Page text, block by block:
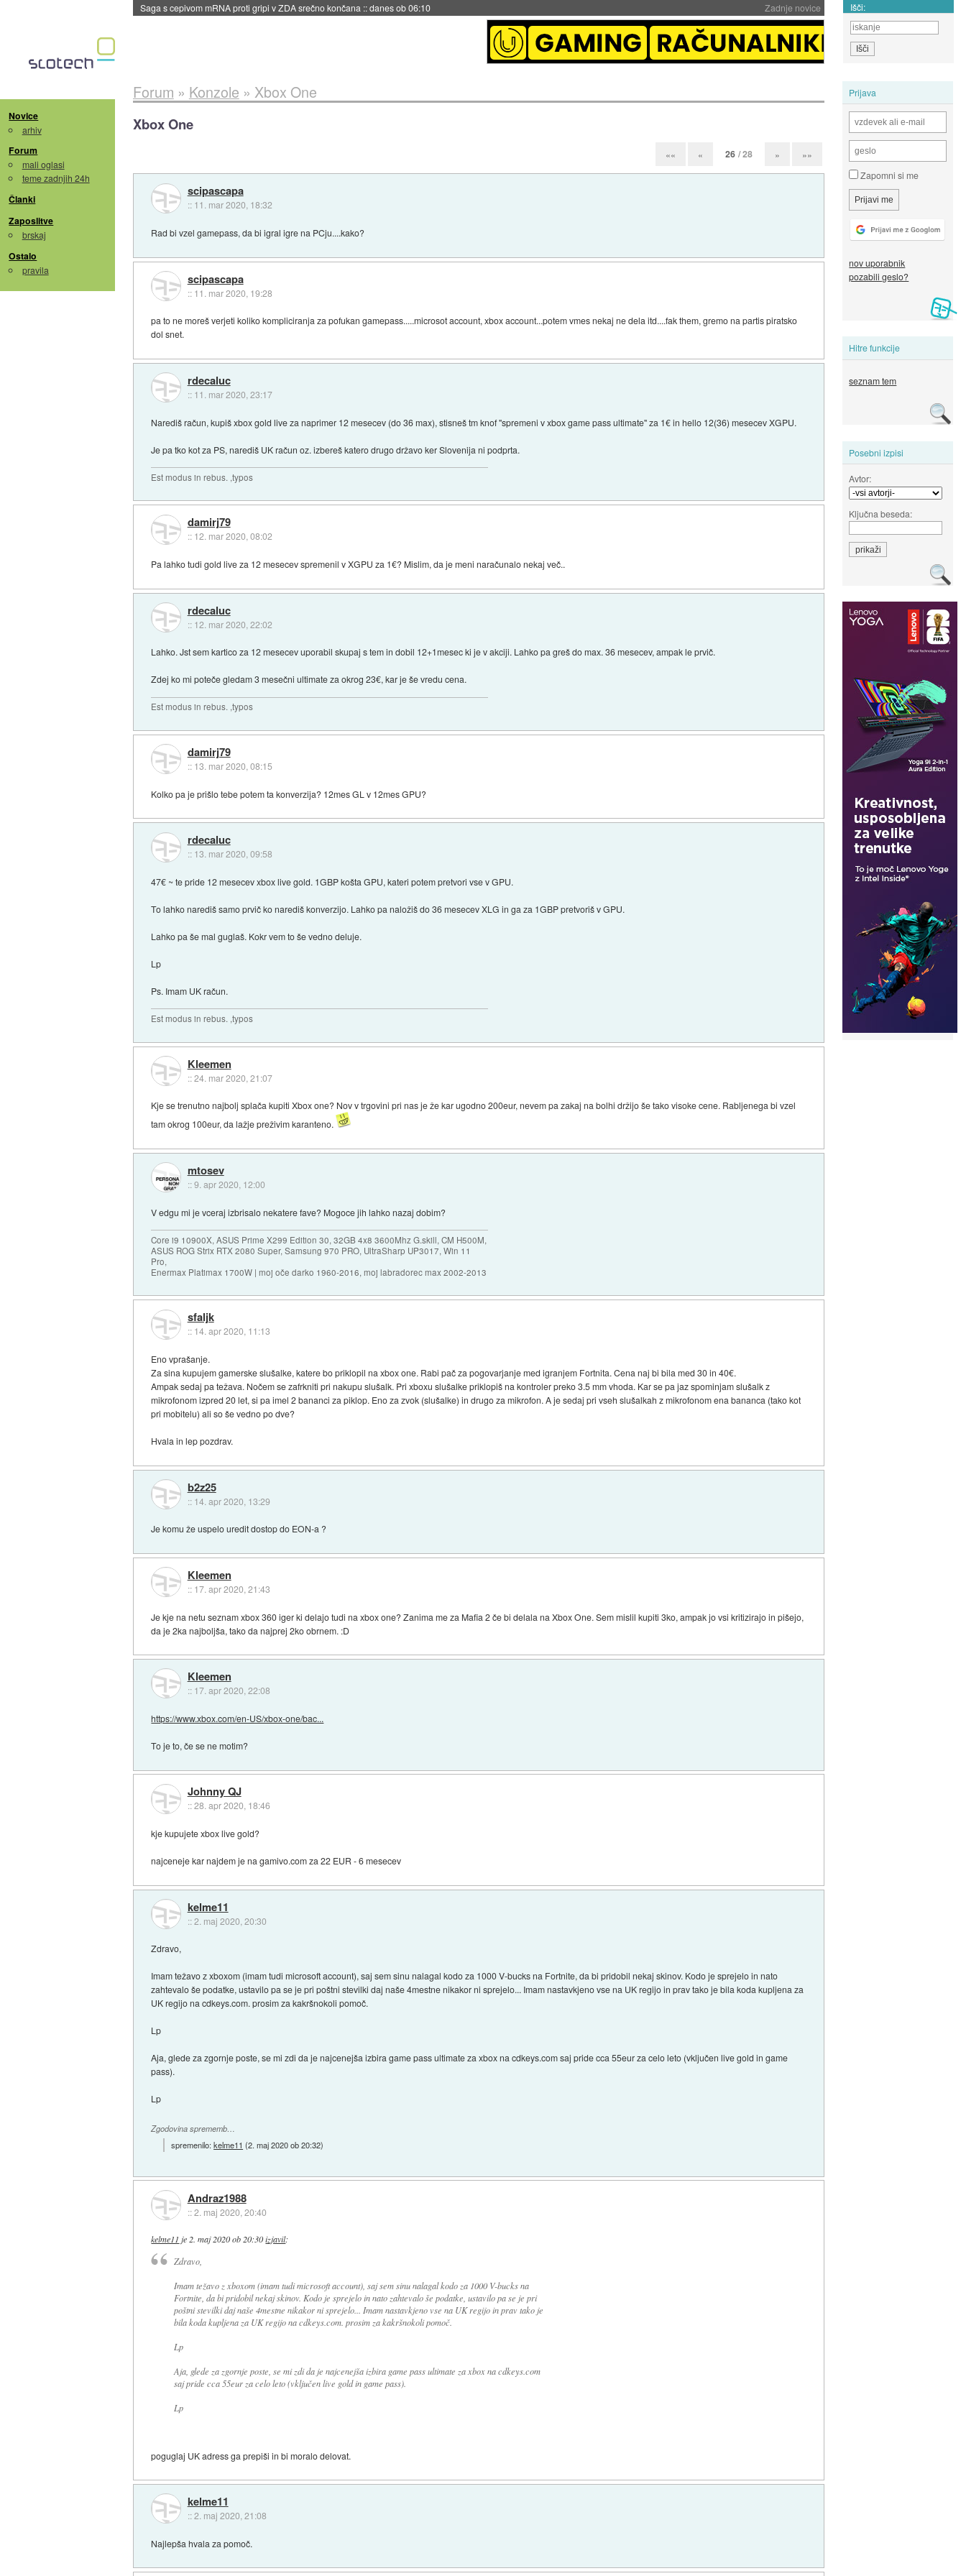
Zadnje novice
BMW v vozilih začel predvajati reklame::danes ob 06:09 Išči:
Novice
arhiv
Forum
mali oglasi
teme zadnjih 24h
Članki
Zaposlitve
brskaj
Ostalo
pravila
Prijava
Zapomni si me
nov uporabnik
pozabili geslo?
Hitre funkcije
seznam tem
Posebni izpisi
Avtor:
Ključna beseda:
Forum » Konzole » Xbox One
Xbox One
«« « 26 / 28 » »»
scipascapa
:: 11. mar 2020, 18:32
Rad bi vzel gamepass, da bi igral igre na PCju....kako?
scipascapa
:: 11. mar 2020, 19:28
pa to ne moreš verjeti koliko kompliciranja za pofukan gamepass.....microsot account, xbox account...potem vmes nekaj ne dela itd....fak them, gremo na partis piratsko
dol snet.
rdecaluc
:: 11. mar 2020, 23:17
Narediš račun, kupiš xbox gold live za naprimer 12 mesecev (do 36 max), stisneš tm knof "spremeni v xbox game pass ultimate" za 1€ in hello 12(36) mesecev XGPU.
Je pa tko kot za PS, narediš UK račun oz. izbereš katero drugo državo ker Slovenija ni podprta.
Est modus in rebus. ,typos
damirj79
:: 12. mar 2020, 08:02
Pa lahko tudi gold live za 12 mesecev spremenil v XGPU za 1€? Mislim, da je meni naračunalo nekaj več..
rdecaluc
:: 12. mar 2020, 22:02
Lahko. Jst sem kartico za 12 mesecev uporabil skupaj s tem in dobil 12+1mesec ki je v akciji. Lahko pa greš do max. 36 mesecev, ampak le prvič.
Zdej ko mi poteče gledam 3 mesečni ultimate za okrog 23€, kar je še vredu cena.
Est modus in rebus. ,typos
damirj79
:: 13. mar 2020, 08:15
Kolko pa je prišlo tebe potem ta konverzija? 12mes GL v 12mes GPU?
rdecaluc
:: 13. mar 2020, 09:58
47€ ~ te pride 12 mesecev xbox live gold. 1GBP košta GPU, kateri potem pretvori vse v GPU.
To lahko narediš samo prvič ko narediš konverzijo. Lahko pa naložiš do 36 mesecev XLG in ga za 1GBP pretvoriš v GPU.
Lahko pa še mal guglaš. Kokr vem to še vedno deluje.
Lp
Ps. Imam UK račun.
Est modus in rebus. ,typos
Kleemen
::24. mar 2020, 21:07
Kje se trenutno najbolj splača kupiti Xbox one? Nov v trgovini pri nas je že kar ugodno 200eur, nevem pa zakaj na bolhi držijo še tako visoke cene. Rabljenega bi vzel
tam okrog 100eur, da lažje preživim karanteno.
mtosev
::9. apr 2020, 12:00
V edgu mi je vceraj izbrisalo nekatere fave? Mogoce jih lahko nazaj dobim?
Core i9 10900X, ASUS Prime X299 Edition 30, 32GB 4x8 3600Mhz G.skill, CM H500M,
ASUS ROG Strix RTX 2080 Super, Samsung 970 PRO, UltraSharp UP3017, Win 11
Pro,
Enermax Platimax 1700W | moj oče darko 1960-2016, moj labradorec max 2002-2013
sfaljk
:: 14. apr 2020, 11:13
Eno vprašanje.
Za sina kupujem gamerske slušalke, katere bo priklopil na xbox one. Rabi pač za pogovarjanje med igranjem Fortnita. Cena naj bi bila med 30 in 40€.
Ampak sedaj pa težava. Nočem se zafrkniti pri nakupu slušalk. Pri xboxu slušalke priklopiš na kontroler preko 3.5 mm vhoda. Kar se pa jaz spominjam slušalk z
mikrofonom izpred 20 let, si pa imel 2 bananci za piklop. Eno za zvok (slušalke) in drugo za mikrofon. A je sedaj pri vseh slušalkah z mikrofonom ena bananca (tako kot
pri mobitelu) ali so še vedno po dve?
Hvala in lep pozdrav.
b2z25
:: 14. apr 2020, 13:29
Je komu že uspelo uredit dostop do EON-a ?
Kleemen
:: 17. apr 2020, 21:43
Je kje na netu seznam xbox 360 iger ki delajo tudi na xbox one? Zanima me za Mafia 2 če bi delala na Xbox One. Sem mislil kupiti 3ko, ampak jo vsi kritizirajo in pišejo,
da je 2ka najboljša, tako da najprej 2ko obrnem. :D
Kleemen
:: 17. apr 2020, 22:08
https://www.xbox.com/en-US/xbox-one/bac...
To je to, če se ne motim?
Johnny QJ
::28. apr 2020, 18:46
kje kupujete xbox live gold?
najceneje kar najdem je na gamivo.com za 22 EUR - 6 mesecev
kelme11
::2. maj 2020, 20:30
Zdravo,
Imam težavo z xboxom (imam tudi microsoft account), saj sem sinu nalagal kodo za 1000 V-bucks na Fortnite, da bi pridobil nekaj skinov. Kodo je sprejelo in nato
zahtevalo še podatke, ustavilo pa se je pri poštni stevilki daj naše 4mestne nikakor ni sprejelo... Imam nastavkjeno vse na UK regijo in prav tako je bila koda kupljena za
UK regijo na cdkeys.com. prosim za kakršnokoli pomoč.
Lp
Aja, glede za zgornje poste, se mi zdi da je najcenejša izbira game pass ultimate za xbox na cdkeys.com saj pride cca 55eur za celo leto (vključen live gold in game
pass).
Lp
Zgodovina sprememb…
spremenilo:kelme11 (2. maj 2020 ob 20:32)
Andraz1988
::2. maj 2020, 20:40
kelme11 je2. maj 2020 ob 20:30 izjavil:
Zdravo,
Imam težavo z xboxom (imam tudi microsoft account), saj sem sinu nalagal kodo za 1000 V-bucks na
Fortnite, da bi pridobil nekaj skinov. Kodo je sprejelo in nato zahtevalo še podatke, ustavilo pa se je pri
poštni stevilki daj naše 4mestne nikakor ni sprejelo... Imam nastavkjeno vse na UK regijo in prav tako je
bila koda kupljena za UK regijo na cdkeys.com. prosim za kakršnokoli pomoč.
Lp
Aja, glede za zgornje poste, se mi zdi da je najcenejša izbira game pass ultimate za xbox na cdkeys.com
saj pride cca 55eur za celo leto (vključen live gold in game pass).
Lp
poguglaj UK adress ga prepiši in bi moralo delovat.
kelme11
::2. maj 2020, 21:08
Najlepša hvala za pomoč.